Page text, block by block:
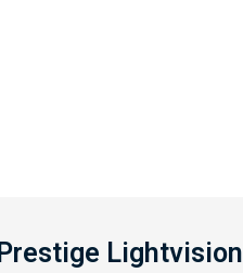
Prestige Lightvision